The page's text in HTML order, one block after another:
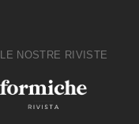
LE NOSTRE RIVISTE